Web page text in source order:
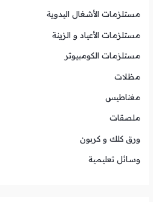
مستلزمات الأشغال اليدوية
مستلزمات الأعياد و الزينة
مستلزمات الكومبيوتر
مظلات
مغناطيس
ملصقات
ورق كلك و كربون
وسائل تعليمية